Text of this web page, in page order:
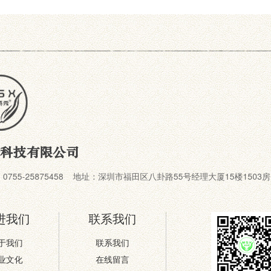
技有限公司
25875458 地址：深圳市福田区八卦路55号经理大厦15楼1503房
我们
我们
文化
联系我们
联系我们
在线留言